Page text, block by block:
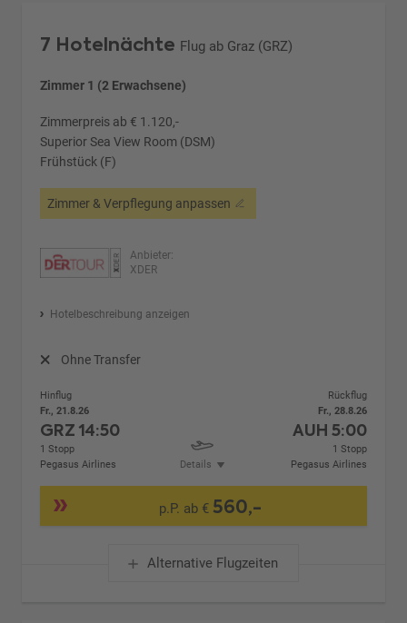
7 Hotelnächte Flug ab Graz (GRZ)
Zimmer 1 (2 Erwachsene)
Zimmerpreis ab € 1.120,-
Superior Sea View Room (DSM)
Frühstück (F)
Zimmer & Verpflegung anpassen
Anbieter:
XDER
Hotelbeschreibung anzeigen
Ohne Transfer
Hinflug
Fr., 21.8.26
GRZ14:50
1 Stopp
Pegasus Airlines
Details
Rückflug
Fr., 28.8.26
AUH 5:00
1 Stopp
Pegasus Airlines
p.P. ab € 560,-
Alternative Flugzeiten